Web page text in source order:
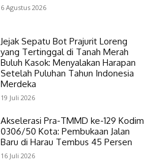
6 Agustus 2026
Jejak Sepatu Bot Prajurit Loreng
yang Tertinggal di Tanah Merah
Buluh Kasok: Menyalakan Harapan
Setelah Puluhan Tahun Indonesia
Merdeka
19 Juli 2026
Akselerasi Pra-TMMD ke-129 Kodim
0306/50 Kota: Pembukaan Jalan
Baru di Harau Tembus 45 Persen
16 Juli 2026